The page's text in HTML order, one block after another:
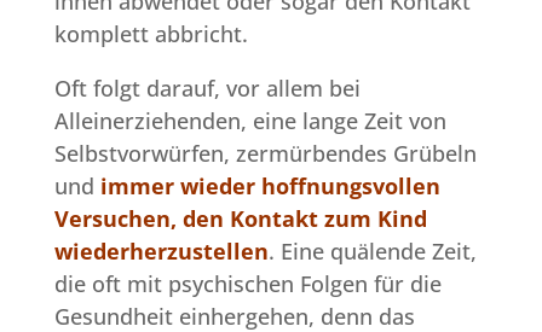
komplett abbricht.
Oft folgt darauf, vor allem bei
Alleinerziehenden, eine lange Zeit von
Selbstvorwürfen, zermürbendes Grübeln
und immer wieder hoffnungsvollen
Versuchen, den Kontakt zum Kind
wiederherzustellen. Eine quälende Zeit,
die oft mit psychischen Folgen für die
Gesundheit einhergehen, denn das